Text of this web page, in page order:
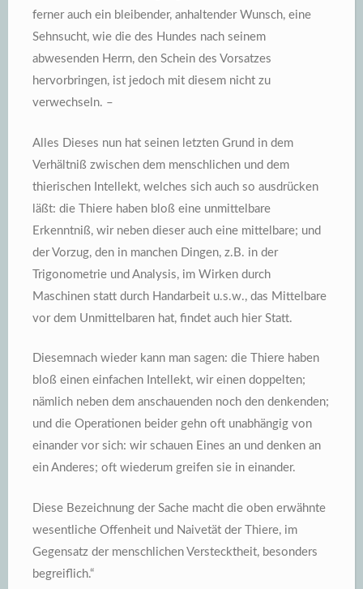
ferner auch ein bleibender, anhaltender Wunsch, eine
Sehnsucht, wie die des Hundes nach seinem
abwesenden Herrn, den Schein des Vorsatzes
hervorbringen, ist jedoch mit diesem nicht zu
verwechseln. –
Alles Dieses nun hat seinen letzten Grund in dem
Verhältniß zwischen dem menschlichen und dem
thierischen Intellekt, welches sich auch so ausdrücken
läßt: die Thiere haben bloß eine unmittelbare
Erkenntniß, wir neben dieser auch eine mittelbare; und
der Vorzug, den in manchen Dingen, z.B. in der
Trigonometrie und Analysis, im Wirken durch
Maschinen statt durch Handarbeit u.s.w., das Mittelbare
vor dem Unmittelbaren hat, findet auch hier Statt.
Diesemnach wieder kann man sagen: die Thiere haben
bloß einen einfachen Intellekt, wir einen doppelten;
nämlich neben dem anschauenden noch den denkenden;
und die Operationen beider gehn oft unabhängig von
einander vor sich: wir schauen Eines an und denken an
ein Anderes; oft wiederum greifen sie in einander.
Diese Bezeichnung der Sache macht die oben erwähnte
wesentliche Offenheit und Naivetät der Thiere, im
Gegensatz der menschlichen Verstecktheit, besonders
begreiflich.“